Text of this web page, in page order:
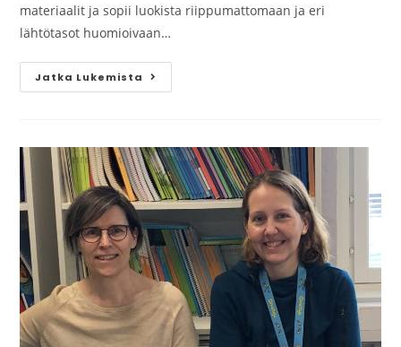
materiaalit ja sopii luokista riippumattomaan ja eri
lähtötasot huomioivaan…
Jatka Lukemista